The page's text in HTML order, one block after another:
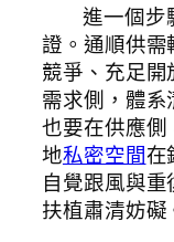
進一個步
證。通順供
競爭、充足
需求側，體系
也要在供應
地私密空間在
自覺跟風與
扶植肅清妨礙